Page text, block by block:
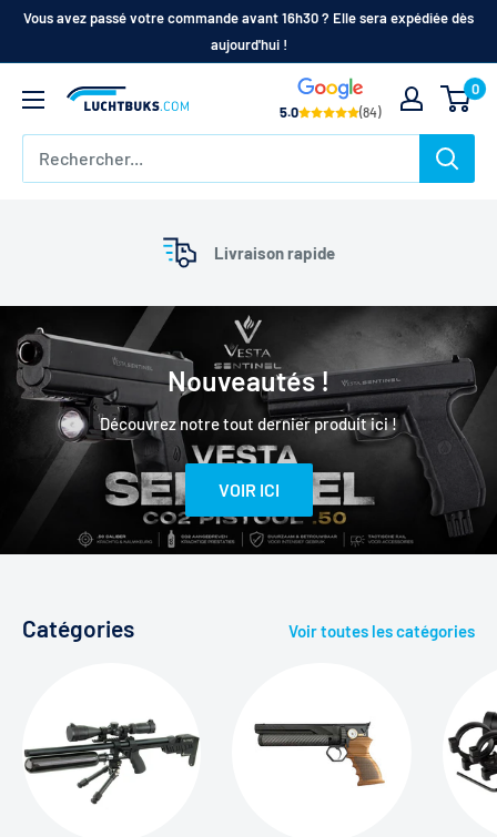
AllerVous avez passé votre commande avant 16h30 ? Elle sera expédiée dès
aujourd'hui !
Acheter
une
carabine
Carabines
à
air
comprimé,
pistolets
à
comprimé
5.0 (84)
0
Livraison rapide
Nouveautés !
Découvrez notre tout dernier produit ici !
VOIR ICI
Catégories Voir toutes les catégories